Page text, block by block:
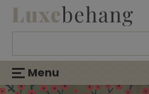
Menu